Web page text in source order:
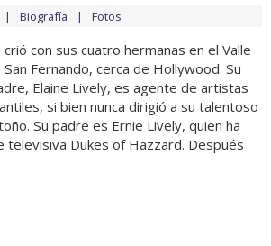
Biografía Fotos
crió con sus cuatro hermanas en el Valle
San Fernando, cerca de Hollywood. Su
Elaine Lively, es agente de artistas
si bien nunca dirigió a su talentoso
Su padre es Ernie Lively, quien ha
televisiva Dukes of Hazzard. Después